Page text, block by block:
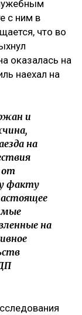
с ним в
что во
оказалась на
наехал на
и
на
от
факту
на